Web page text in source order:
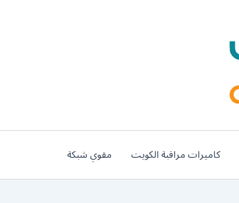
كاميرات مراقبة الكويت مقوي شبكة